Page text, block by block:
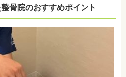
骨院のおすすめポイント